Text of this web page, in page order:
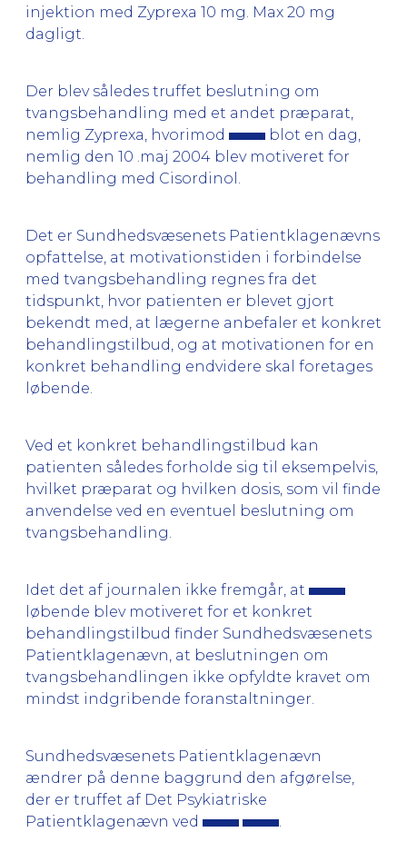
injektion med Zyprexa 10 mg. Max 20 mg
dagligt.
Der blev således truffet beslutning om
tvangsbehandling med et andet præparat,
nemlig Zyprexa, hvorimod
blot en dag,
nemlig den 10 .maj 2004 blev motiveret for
behandling med Cisordinol.
Det er Sundhedsvæsenets Patientklagenævns
opfattelse, at motivationstiden i forbindelse
med tvangsbehandling regnes fra det
tidspunkt, hvor patienten er blevet gjort
bekendt med, at lægerne anbefaler et konkret
behandlingstilbud, og at motivationen for en
konkret behandling endvidere skal foretages
løbende.
Ved et konkret behandlingstilbud kan
patienten således forholde sig til eksempelvis,
hvilket præparat og hvilken dosis, som vil finde
anvendelse ved en eventuel beslutning om
tvangsbehandling.
Idet det af journalen ikke fremgår, at
løbende blev motiveret for et konkret
behandlingstilbud finder Sundhedsvæsenets
Patientklagenævn, at beslutningen om
tvangsbehandlingen ikke opfyldte kravet om
mindst indgribende foranstaltninger.
Sundhedsvæsenets Patientklagenævn
ændrer på denne baggrund den afgørelse,
der er truffet af Det Psykiatriske
Patientklagenævn ved